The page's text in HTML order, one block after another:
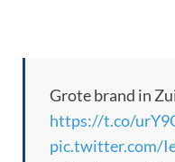
Grote brand in
https://t.co/
pic.twitter.com/